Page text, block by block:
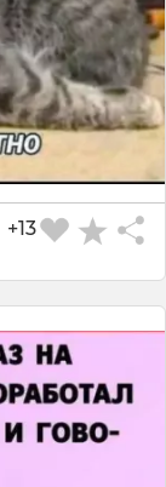
+13